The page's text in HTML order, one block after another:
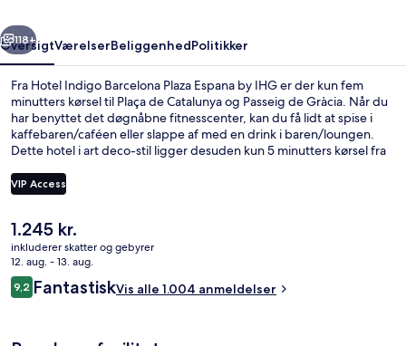
IHG
Næste
118+
OversigtVærelserBeliggenhedPolitikker
Fra Hotel Indigo Barcelona Plaza Espana by IHG er der kun fem
minutters kørsel til Plaça de Catalunya og Passeig de Gràcia. Når du
har benyttet det døgnåbne fitnesscenter, kan du få lidt at spise i
kaffebaren/caféen eller slappe af med en drink i baren/loungen.
Dette hotel i art deco-stil ligger desuden kun 5 minutters kørsel fra
til offentlig transport: Placa Espanya Metrostation ligger 3 minutter
derfra og Espanya Metrostation 3 minutter væk.
VIP Access
Den
nuværende
pris
er
1.245 kr.
1.245 kr.
inkluderer skatter og gebyrer
12. aug. - 13. aug.
Anmeldelser
9,29,2 ud af 10.
FantastiskVis alle 1.004 anmeldelser